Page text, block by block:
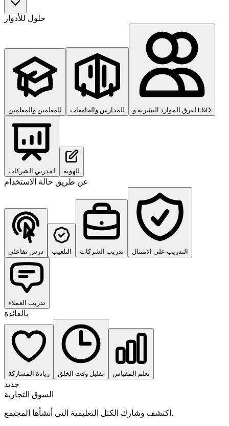
حلول للأدوار
للمعلمين والمعلمين للمدارس والجامعات لفرق الموارد البشرية و L&D
لمدربي الشركات للهوية
عن طريق حالة الاستخدام
درس تفاعلي التلعيب تدريب الشركات التدريب على الامتثال
تدريب العملاء
بالفائدة
زيادة المشاركة تقليل وقت الخلق تعلم المقياس
جديد
السوق التجارية
اكتشف وشارك الكتل التعليمية التي أنشأها المجتمع.